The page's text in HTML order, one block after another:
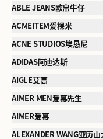
ABLE JEANS欧帛牛仔
ACMEITEM爱棵米
ACNE STUDIOS埃恳尼
ADIDAS阿迪达斯
AIGLE艾高
AIMER MEN爱慕先生
AIMER爱慕
ALEXANDER WANG亚历山